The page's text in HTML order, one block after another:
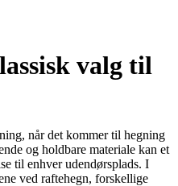
valg til
når det kommer til hegning
og holdbare materiale kan et
til enhver udendørsplads. I
ved raftehegn, forskellige